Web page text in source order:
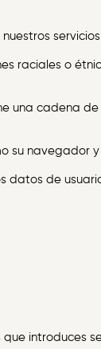
raciales o
una cadena
su navegador y
datos de
que